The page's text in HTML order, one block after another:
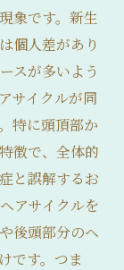
象です。新生
個人差があり
スが多いよう
サイクルが同
特に頭頂部か
徴で、全体的
と誤解するお
アサイクルを
後頭部分のヘ
です。つま